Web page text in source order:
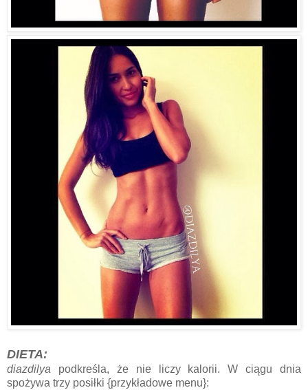
DIETA:
diazdilya podkreśla, że nie liczy kalorii. W ciągu dnia
spożywa trzy posiłki {przykładowe menu}: